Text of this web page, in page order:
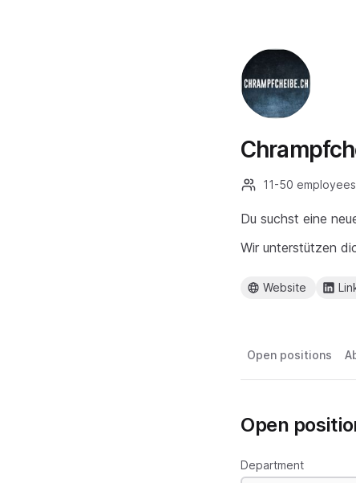
11-50 employees
Du suchst eine
Wir unterstützen
Website
Open positions
Open
Department